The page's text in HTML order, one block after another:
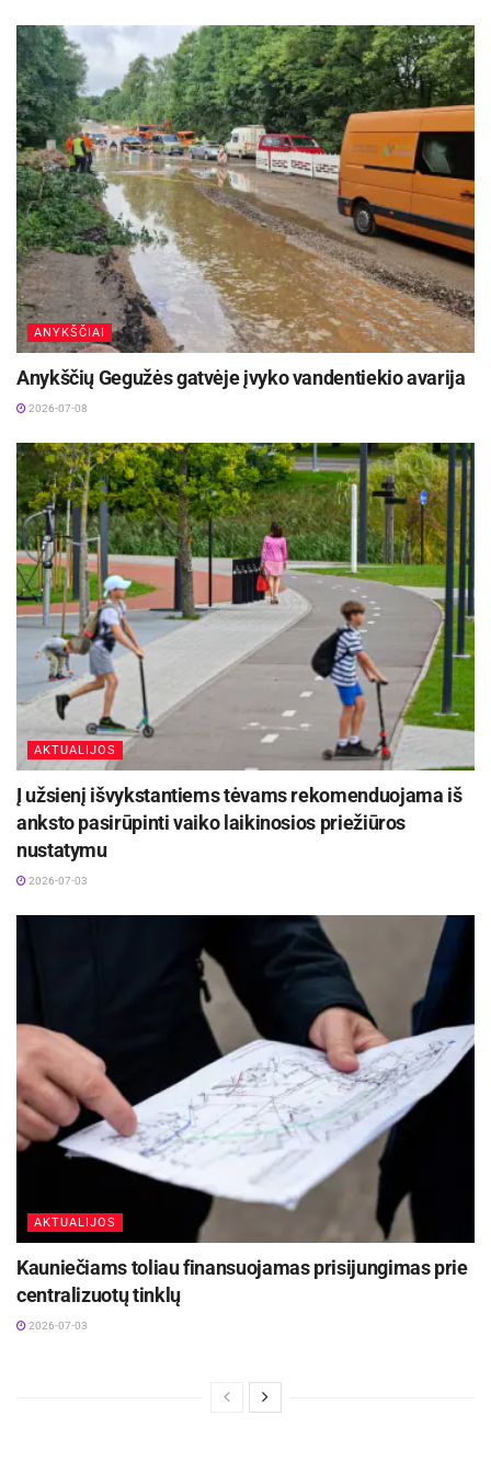
ANYKŠČIAI
Anykščių Gegužės gatvėje įvyko vandentiekio avarija
2026-07-08
AKTUALIJOS
Į užsienį išvykstantiems tėvams rekomenduojama iš
anksto pasirūpinti vaiko laikinosios priežiūros
nustatymu
2026-07-03
AKTUALIJOS
Kauniečiams toliau finansuojamas prisijungimas prie
centralizuotų tinklų
2026-07-03